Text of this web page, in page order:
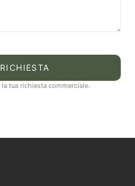
tua richiesta commerciale.